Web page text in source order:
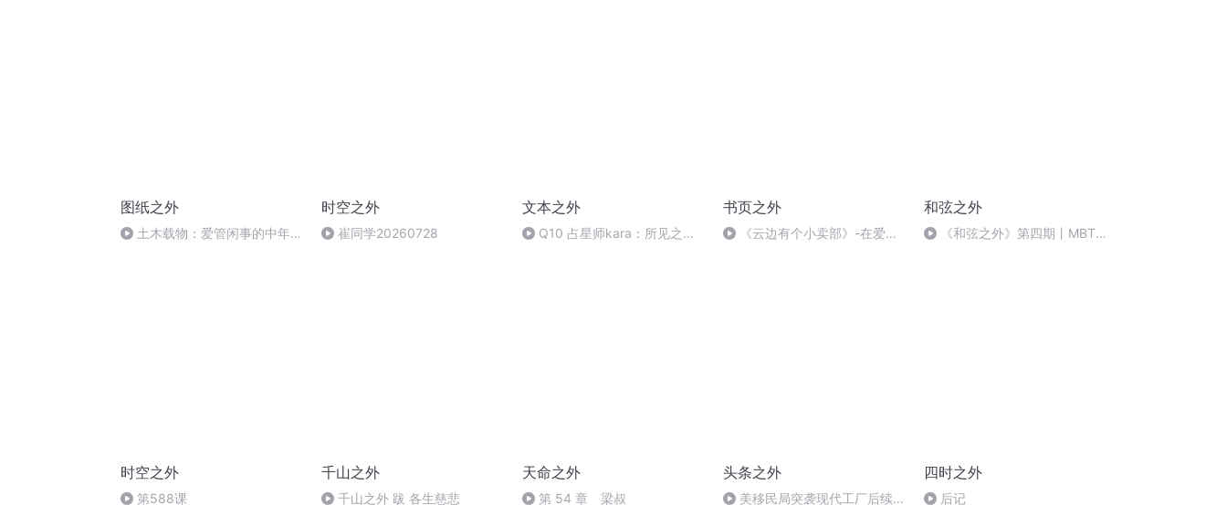
图纸之外
土木载物：爱管闲事的中年神
时空之外
崔同学20260728
文本之外
Q10 占星师kara：所见之人
书页之外
《云边有个小卖部》-在爱与
和弦之外
《和弦之外》第四期丨MBTI
时空之外
第588课
千山之外
千山之外 跋 各生慈悲
天命之外
第 54 章 梁叔
头条之外
美移民局突袭现代工厂后续；
四时之外
后记